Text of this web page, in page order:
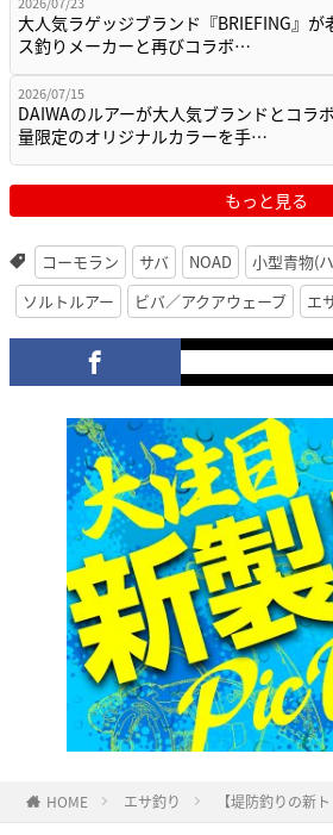
大人気ラゲッジブランド『BRIEFING』が
ス釣りメーカーと再びコラボ…
2026/07/15
DAIWAのルアーが大人気ブランドとコラ
量限定のオリジナルカラーを手…
もっと見る
コーモラン サバ NOAD 小型青物(
ソルトルアー
ビバ／アクアウェーブ エ
HOME エサ釣り 【堤防釣りの新